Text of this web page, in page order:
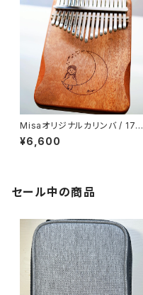
Misaオリジナルカリンバ / 17mi
salogo1
¥6,600
セール中の商品